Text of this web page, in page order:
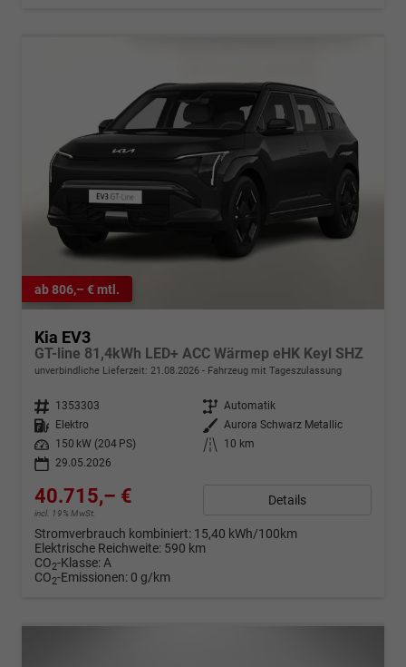
ab 806,– € mtl.
Kia EV3
GT-line 81,4kWh LED+ ACC Wärmep eHK Keyl SHZ
unverbindliche Lieferzeit: 21.08.2026 Fahrzeug mit Tageszulassung
Fahrzeugnr. 1353303 Getriebe Automatik
Kraftstoff
Elektro Außenfarbe Aurora Schwarz Metallic
Leistung
150 kW (204 PS) Kilometerstand
10 km
29.05.2026
40.715,– €
incl. 19% MwSt.
Details
Stromverbrauch kombiniert: 15,40 kWh/100km
Elektrische Reichweite: 590 km
CO2-Klasse:A
CO2-Emissionen: 0 g/km